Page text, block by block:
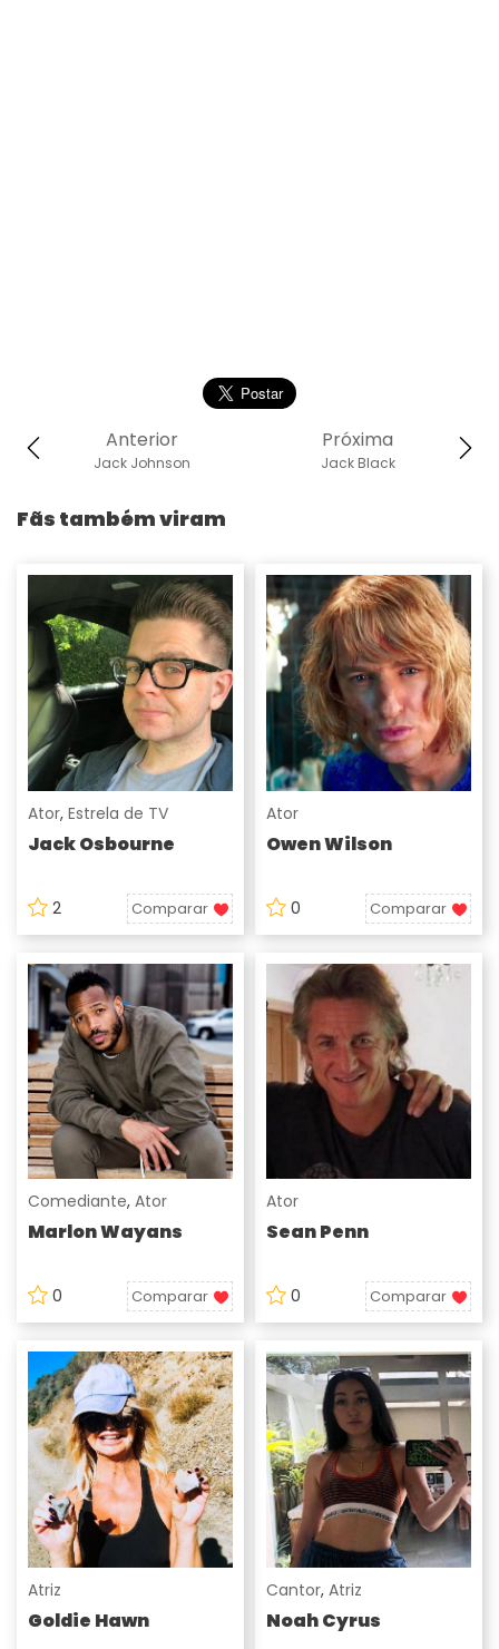
Próxima
Jack Black
Anterior
Jack Johnson
Fãs também viram
Ator, Estrela de TV
Jack Osbourne
2 Comparar
Ator
Owen Wilson
0 Comparar
Comediante, Ator
Marlon Wayans
0 Comparar
Ator
Sean Penn
0 Comparar
Atriz
Goldie Hawn
Cantor, Atriz
Noah Cyrus